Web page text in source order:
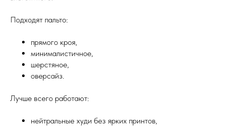
Подходят пальто:
прямого кроя,
минималистичное,
шерстяное,
оверсайз.
Лучше всего работают:
нейтральные худи без ярких принтов,